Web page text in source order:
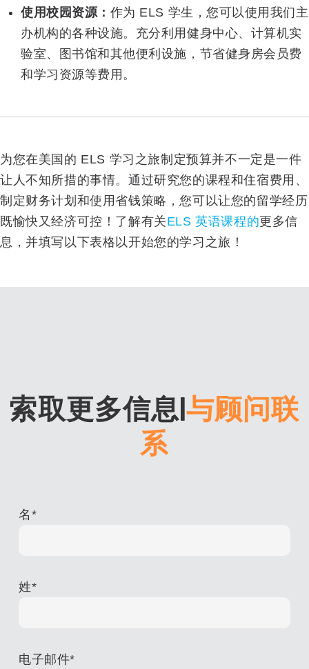
使用校园资源： 作为 ELS 学生，您可以使用我们主
办机构的各种设施。充分利用健身中心、计算机实
验室、图书馆和其他便利设施，节省健身房会员费
和学习资源等费用。
为您在美国的 ELS 学习之旅制定预算并不一定是一件
让人不知所措的事情。通过研究您的课程和住宿费用、
制定财务计划和使用省钱策略，您可以让您的留学经历
既愉快又经济可控！了解有关ELS 英语课程的更多信
息，并填写以下表格以开始您的学习之旅！
索取更多信息|与顾问联
系
名 *
姓*
电子邮件*